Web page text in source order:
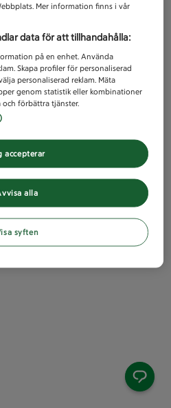
Mer information finns i vår
data för att tillhandahålla:
på en enhet. Använda
Skapa profiler för personaliserad
personaliserad reklam. Mäta
genom statistik eller kombinationer
och förbättra tjänster.
alla
accepterar
syften